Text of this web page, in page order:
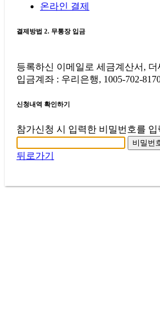
온라인 결제
결제방법 2. 무통장 입금
등록하신 이메일로 세금계산서,
입금계좌 : 우리은행, 1005-702-
신청내역 확인하기
참가신청 시 입력한 비밀번호를
비밀번
뒤로가기